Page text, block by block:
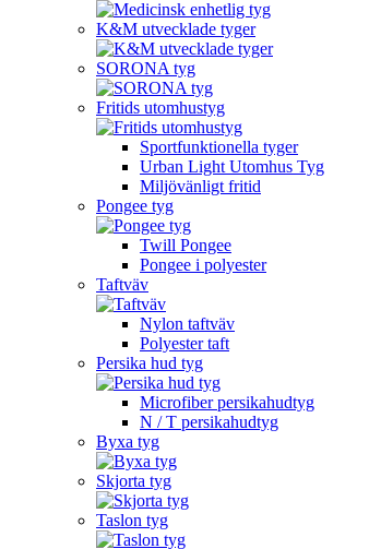
K&M utvecklade tyger
SORONA tyg
Fritids utomhustyg
Sportfunktionella tyger
Urban Light Utomhus Tyg
Miljövänligt fritid
Pongee tyg
Twill Pongee
Pongee i polyester
Taftväv
Nylon taftväv
Polyester taft
Persika hud tyg
Microfiber persikahudtyg
N / T persikahudtyg
Byxa tyg
Skjorta tyg
Taslon tyg